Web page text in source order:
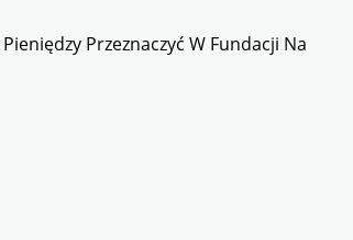
Przeznaczyć W Fundacji Na